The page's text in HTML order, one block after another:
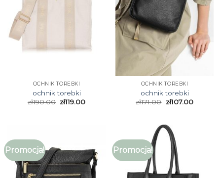
OCHNIK TOREBKI
ochnik torebki
zł190.00 zł119.00
OCHNIK TOREBKI
ochnik torebki
zł171.00 zł107.00
Promocja! Promocja!